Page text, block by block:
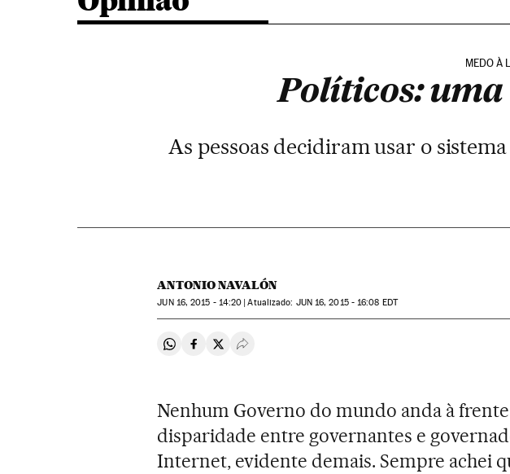
MEDO À
Políticos: uma
As pessoas decidiram usar o
ANTONIO NAVALÓN
JUN16, 2015 - 14:20 atualizado: JUN16, 2015 - 16:08 EDT
Compartir en Whatsapp
Compartir en Facebook
Compartir en Twitter
Desplegar Redes Sociales
Nenhum Governo do mundo anda à
disparidade entre governantes e
Internet, evidente demais. Sempre achei